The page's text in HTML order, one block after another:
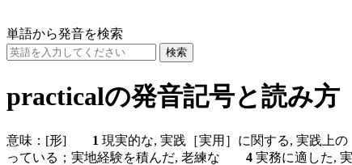
単語から発音を検索
practicalの発音記号と読み方
意味： [形] 1 現実的な, 実践［実用］に関する, 実践上
っている；実地経験を積んだ, 老練な 4 実務に適した,